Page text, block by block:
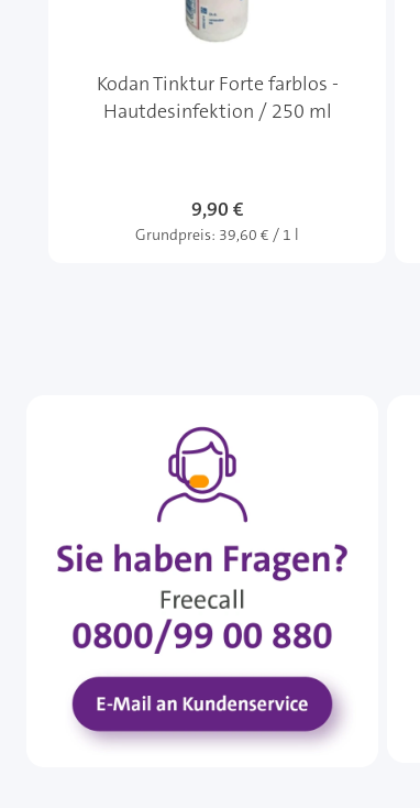
Kodan Tinktur Forte farblos -
Hautdesinfektion / 250 ml
9,90 €
Grundpreis: 39,60 € / 1 l